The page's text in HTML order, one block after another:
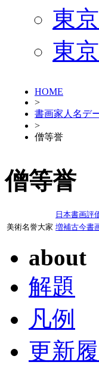
東
東
HOME
>
書画家人名デ
>
僧等誉
僧等誉
日本書画評
美術名誉大家 増補古今書
about
解題
凡例
更新